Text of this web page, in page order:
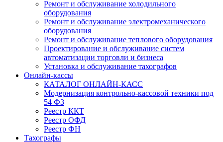
Ремонт и обслуживание холодильного
оборудования
Ремонт и обслуживание электромеханического
оборудования
Ремонт и обслуживание теплового оборудования
Проектирование и обслуживание систем
автоматизации торговли и бизнеса
Установка и обслуживание тахографов
Онлайн-кассы
КАТАЛОГ ОНЛАЙН-КАСС
Модернизация контрольно-кассовой техники под
54 ФЗ
Реестр ККТ
Реестр ОФД
Реестр ФН
Тахографы